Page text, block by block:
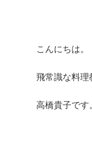
こんにちは。
飛常識な料
高橋貴子です